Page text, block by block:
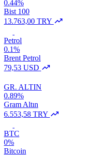
0.44%
Bist 100
13.763,00 TRY
Petrol
0.1%
Brent Petrol
79,53 USD
GR. ALTIN
0.89%
Gram Altın
6.553,58 TRY
BTC
0%
Bitcoin